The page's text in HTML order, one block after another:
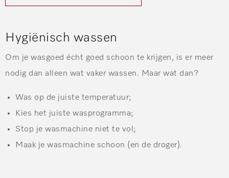
Hygiënisch wassen
Om je wasgoed écht goed schoon te krijgen, is er meer
nodig dan alleen wat vaker wassen. Maar wat dan?
Was op de juiste temperatuur;
Kies het juiste wasprogramma;
Stop je wasmachine niet te vol;
Maak je wasmachine schoon (en de droger).